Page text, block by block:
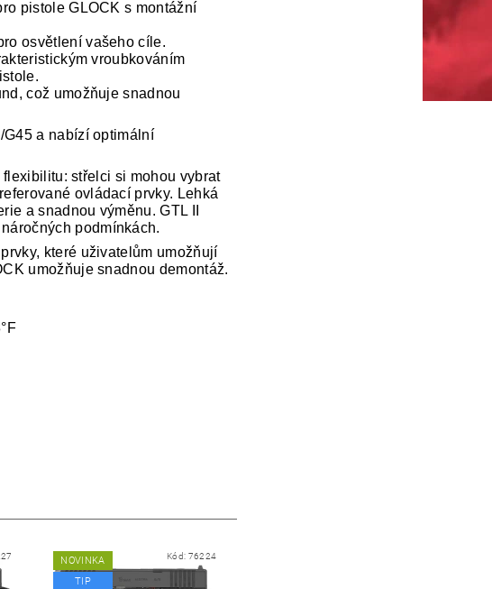
pistole GLOCK s montážní
osvětlení vašeho cíle.
vroubkováním
což umožňuje snadnou
G45 a nabízí optimální
střelci si mohou vybrat
ovládací prvky. Lehká
a snadnou výměnu. GTL II
podmínkách.
které uživatelům umožňují
umožňuje snadnou demontáž.
NOVINKA
TIP
Kód: 76224